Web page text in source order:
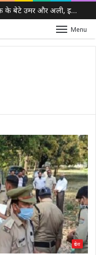
मुजफ्फरनगर में चर्चा का विषय बनीं दो महिलाओं की कांवड़ यात्रा, हरिद्वार से गंगाजल लेकर पहुंचीं, सनातन अपनाने का किया दावा
Menu
प्रदेश